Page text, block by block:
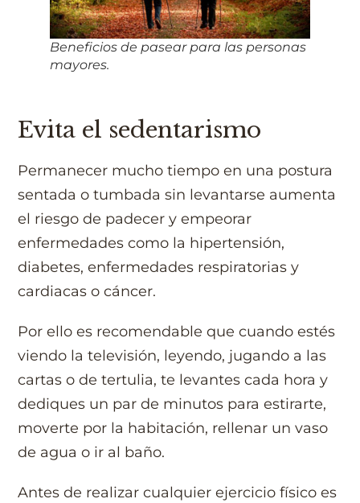
Beneficios de pasear para las personas
mayores.
Evita el sedentarismo
Permanecer mucho tiempo en una postura
sentada o tumbada sin levantarse aumenta
el riesgo de padecer y empeorar
enfermedades como la hipertensión,
diabetes, enfermedades respiratorias y
cardiacas o cáncer.
Por ello es recomendable que cuando estés
viendo la televisión, leyendo, jugando a las
cartas o de tertulia, te levantes cada hora y
dediques un par de minutos para estirarte,
moverte por la habitación, rellenar un vaso
de agua o ir al baño.
Antes de realizar cualquier ejercicio físico es